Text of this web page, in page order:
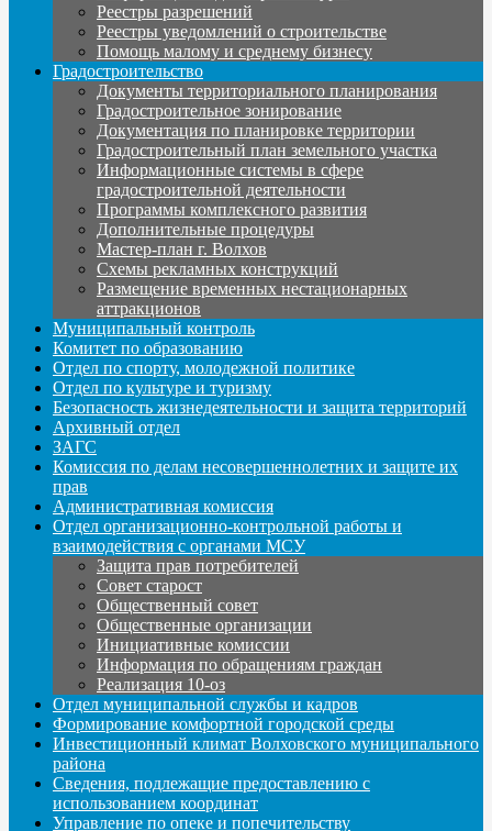
Реестры разрешений
Реестры уведомлений о строительстве
Помощь малому и среднему бизнесу
Градостроительство
Документы территориального планирования
Градостроительное зонирование
Документация по планировке территории
Градостроительный план земельного участка
Информационные системы в сфере
градостроительной деятельности
Программы комплексного развития
Дополнительные процедуры
Мастер-план г. Волхов
Схемы рекламных конструкций
Размещение временных нестационарных
аттракционов
Муниципальный контроль
Комитет по образованию
Отдел по спорту, молодежной политике
Отдел по культуре и туризму
Безопасность жизнедеятельности и защита территорий
Архивный отдел
ЗАГС
Комиссия по делам несовершеннолетних и защите их
прав
Административная комиссия
Отдел организационно-контрольной работы и
взаимодействия с органами МСУ
Защита прав потребителей
Совет старост
Общественный совет
Общественные организации
Инициативные комиссии
Информация по обращениям граждан
Реализация 10-оз
Отдел муниципальной службы и кадров
Формирование комфортной городской среды
Инвестиционный климат Волховского муниципального
района
Сведения, подлежащие предоставлению с
использованием координат
Управление по опеке и попечительству